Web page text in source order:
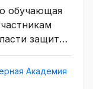
обучающая
защиты
в
курса
аспекты
Академия